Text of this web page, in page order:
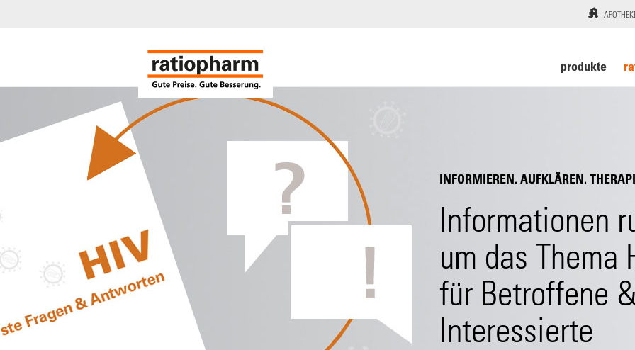
produkte
INFORMIEREN. AUFKLÄREN.
Informationen
um das Thema
für Betroffene
Interessierte